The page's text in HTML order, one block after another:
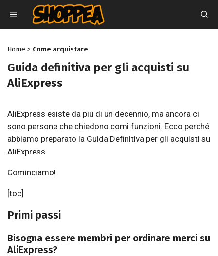
contenuto
MENU
Home > Come acquistare
Guida definitiva per gli acquisti su
AliExpress
AliExpress esiste da più di un decennio, ma ancora ci
sono persone che chiedono comi funzioni. Ecco perché
abbiamo preparato la Guida Definitiva per gli acquisti su
AliExpress.
Cominciamo!
[toc]
Primi passi
Bisogna essere membri per ordinare merci su
AliExpress?